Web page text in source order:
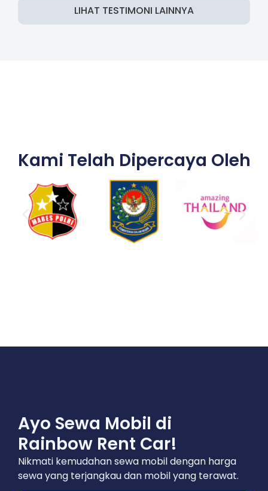
LIHAT TESTIMONI LAINNYA
Kami Telah Dipercaya Oleh
Ayo Sewa Mobil di
Rainbow Rent Car!
Nikmati kemudahan sewa mobil dengan harga
sewa yang terjangkau dan mobil yang terawat.